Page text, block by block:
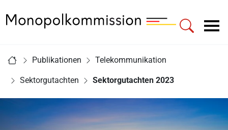
Publikationen Telekommunikation
Sektorgutachten Sektorgutachten 2023